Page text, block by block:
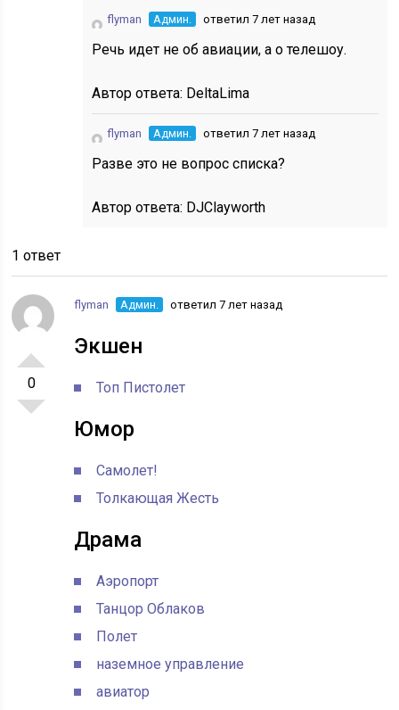
flyman Админ. ответил 7 лет назад
Речь идет не об авиации, а о телешоу.
Автор ответа: DeltaLima
flyman Админ. ответил 7 лет назад
Разве это не вопрос списка?
Автор ответа: DJClayworth
1 ответ
0
flyman Админ. ответил 7 лет назад
Экшен
Топ Пистолет
Юмор
Самолет!
Толкающая Жесть
Драма
Аэропорт
Танцор Облаков
Полет
наземное управление
авиатор